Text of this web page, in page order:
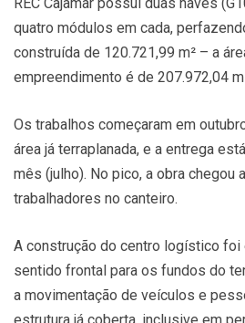
quatro módulos em cada,
construída de 120.721,99 m² – a
empreendimento é de 207.972,04
Os trabalhos começaram em
área já terraplanada, e a entrega
mês (julho). No pico, a obra chegou
trabalhadores no canteiro.
A construção do centro logístico foi
sentido frontal para os fundos do
a movimentação de veículos e